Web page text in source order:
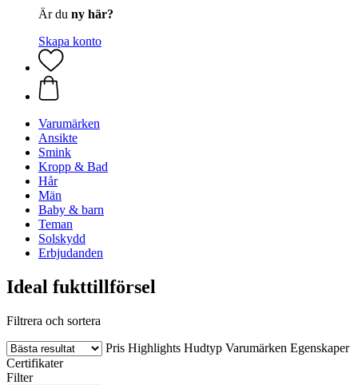
Är du ny här?
Skapa konto
Varumärken
Ansikte
Smink
Kropp & Bad
Hår
Män
Baby & barn
Teman
Solskydd
Erbjudanden
Ideal fukttillförsel
Filtrera och sortera
Pris Highlights Hudtyp Varumärken Egenskaper
Certifikater
Filter